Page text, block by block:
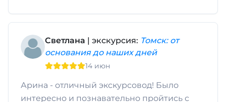
Светлана | экскурсия: Томск: от
основания до наших дней
14 июн
Арина - отличный экскурсовод! Было
интересно и познавательно пройтись с